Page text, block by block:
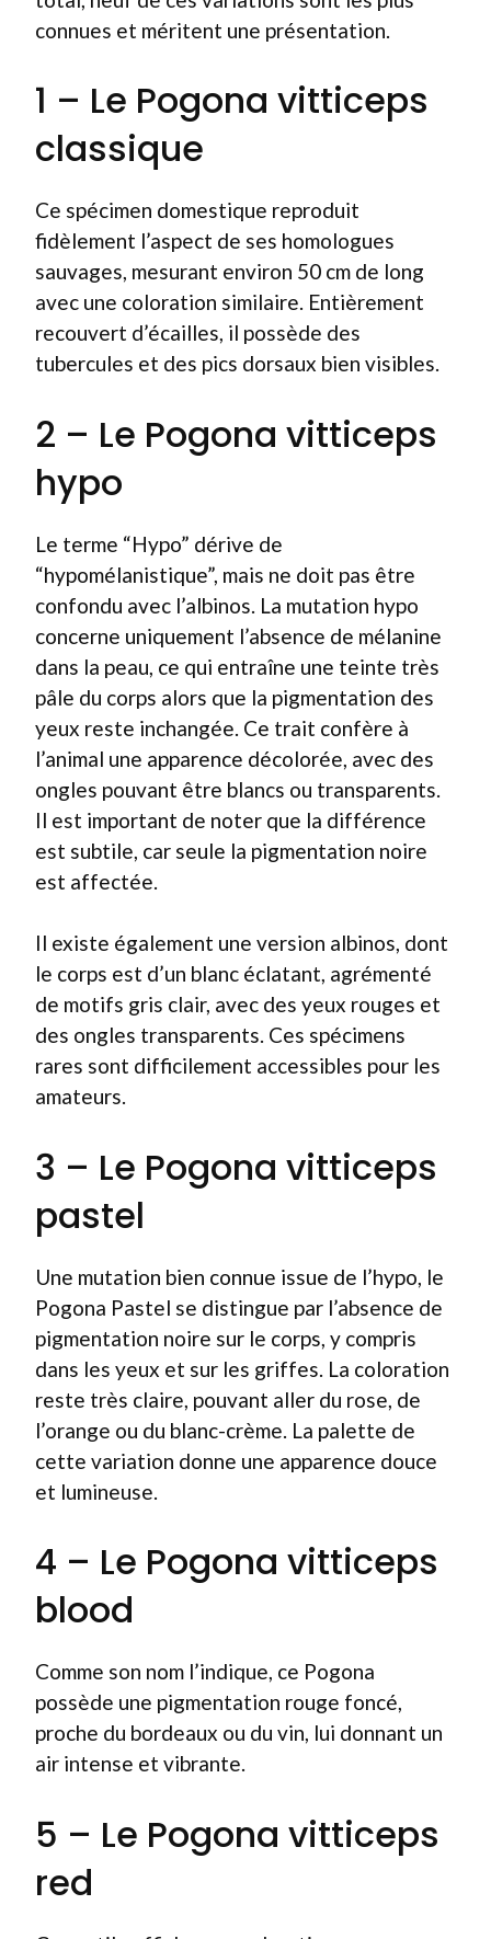
connues et méritent une présentation.
1 – Le Pogona vitticeps
classique
Ce spécimen domestique reproduit
fidèlement l’aspect de ses homologues
sauvages, mesurant environ 50 cm de long
avec une coloration similaire. Entièrement
recouvert d’écailles, il possède des
tubercules et des pics dorsaux bien visibles.
2 – Le Pogona vitticeps
hypo
Le terme “Hypo” dérive de
“hypomélanistique”, mais ne doit pas être
confondu avec l’albinos. La mutation hypo
concerne uniquement l’absence de mélanine
dans la peau, ce qui entraîne une teinte très
pâle du corps alors que la pigmentation des
yeux reste inchangée. Ce trait confère à
l’animal une apparence décolorée, avec des
ongles pouvant être blancs ou transparents.
Il est important de noter que la différence
est subtile, car seule la pigmentation noire
est affectée.
Il existe également une version albinos, dont
le corps est d’un blanc éclatant, agrémenté
de motifs gris clair, avec des yeux rouges et
des ongles transparents. Ces spécimens
rares sont difficilement accessibles pour les
amateurs.
3 – Le Pogona vitticeps
pastel
Une mutation bien connue issue de l’hypo, le
Pogona Pastel se distingue par l’absence de
pigmentation noire sur le corps, y compris
dans les yeux et sur les griffes. La coloration
reste très claire, pouvant aller du rose, de
l’orange ou du blanc-crème. La palette de
cette variation donne une apparence douce
et lumineuse.
4 – Le Pogona vitticeps
blood
Comme son nom l’indique, ce Pogona
possède une pigmentation rouge foncé,
proche du bordeaux ou du vin, lui donnant un
air intense et vibrante.
5 – Le Pogona vitticeps
red